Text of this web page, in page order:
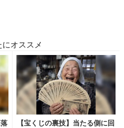
にオススメ
【宝くじの裏技】当たる側に回